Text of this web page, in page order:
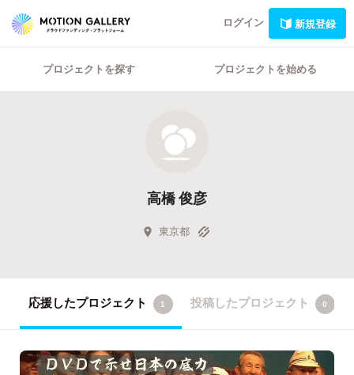
ログイン 新規登録
プロジェクトを探す プロジェクトを始める
高橋 俊彦
東京都
応援したプロジェクト 1 投稿したプロジェクト 0